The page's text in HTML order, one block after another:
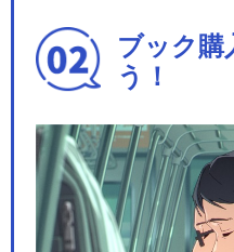
ブック購
う！